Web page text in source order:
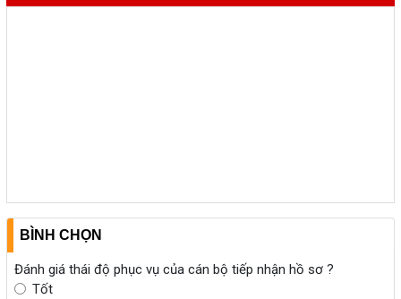
BÌNH CHỌN
Đánh giá thái độ phục vụ của cán bộ tiếp nhận hồ sơ ?
Tốt